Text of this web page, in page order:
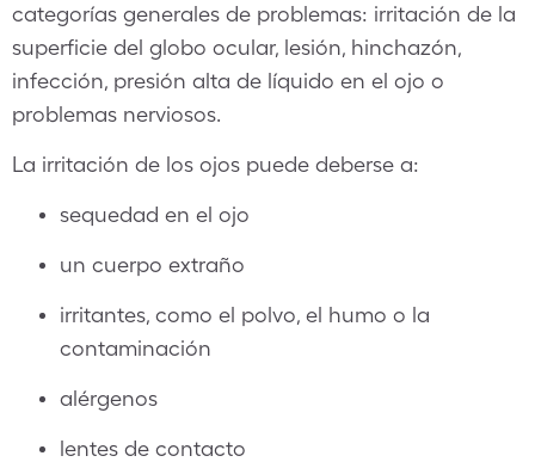
categorías generales de problemas: irritación de la
superficie del globo ocular, lesión, hinchazón,
infección, presión alta de líquido en el ojo o
problemas nerviosos.
La irritación de los ojos puede deberse a:
sequedad en el ojo
un cuerpo extraño
irritantes, como el polvo, el humo o la
contaminación
alérgenos
lentes de contacto